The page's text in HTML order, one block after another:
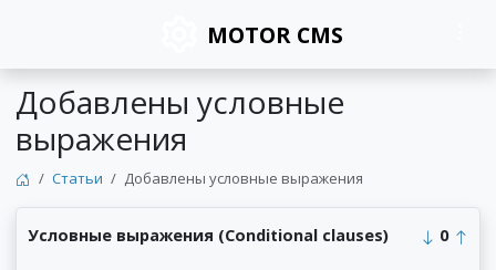
MOTOR CMS
Добавлены условные
выражения
Статьи Добавлены условные выражения
0
Условные выражения (Conditional clauses)